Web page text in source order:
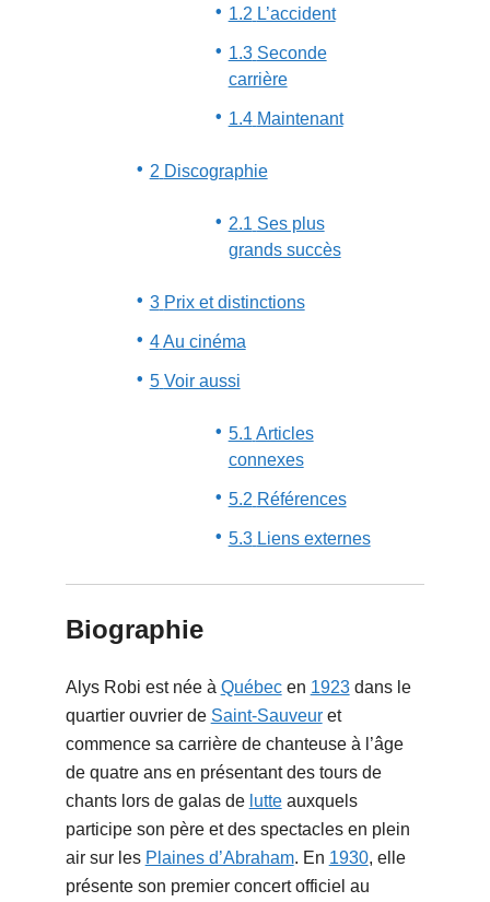
1.2 L’accident
1.3 Seconde
carrière
1.4 Maintenant
2 Discographie
2.1 Ses plus
grands succès
3 Prix et distinctions
4Au cinéma
5 Voir aussi
5.1 Articles
connexes
5.2 Références
5.3 Liens externes
Biographie
Alys Robi est née à Québecen 1923dans le
quartier ouvrier de Saint-Sauveuret
commence sa carrière de chanteuse à l’âge
de quatre ans en présentant des tours de
chants lors de galas de lutteauxquels
participe son père et des spectacles en plein
air sur les Plaines d’Abraham. En 1930, elle
présente son premier concert officiel au